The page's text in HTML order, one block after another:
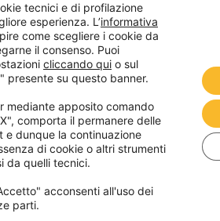
tecnici e di profilazione
esperienza. L’informativa
come scegliere i cookie da
il consenso. Puoi
cliccando qui o sul
presente su questo banner.
mediante apposito comando
comporta il permanere delle
e dunque la continuazione
di cookie o altri strumenti
da quelli tecnici.
acconsenti all'uso dei
parti.